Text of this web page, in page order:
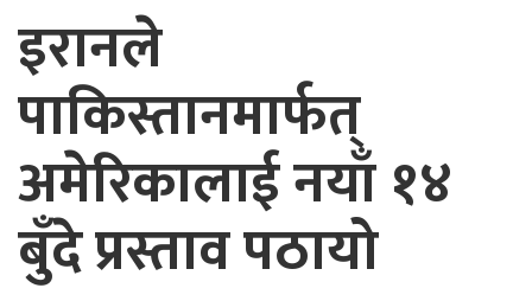
इरानले
पाकिस्तानमार्फत्
अमेरिकालाई नयाँ १४
बुँदे प्रस्ताव पठायो